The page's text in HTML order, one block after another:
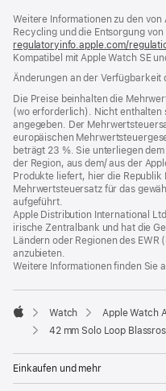
neues
Fenster)
Weitere Informationen zu den
Recycling und die Entsorgung
regulatoryinfo.apple.com/
Kompatibel mit Apple Watch SE
Änderungen an der
Die Preise beinhalten die
(wo erforderlich). Nicht enthalten
angegeben. Der
europäischen
beträgt 23 %. Sie unterliegen
der Region, aus dem/ aus der
Produkte liefert, hier die Republik
Mehrwertsteuersatz für das
aufgeführt.
Apple Distribution International
irische Zentralbank und hat die
Ländern oder Regionen des
anzubieten.
Weitere Informationen finden Sie
Apple
Watch
Apple Watch
42 mm Solo Loop
Einkaufen und mehr